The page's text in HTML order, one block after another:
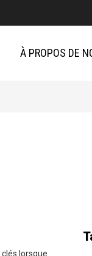
À PROPOS DE
lorsque